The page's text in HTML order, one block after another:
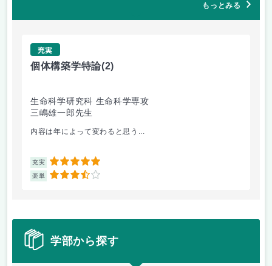
もっとみる
充実
個体構築学特論(2)
生命科学研究科 生命科学専攻
三嶋雄一郎先生
内容は年によって変わると思う...
充実 5
楽単 3.5
学部から探す